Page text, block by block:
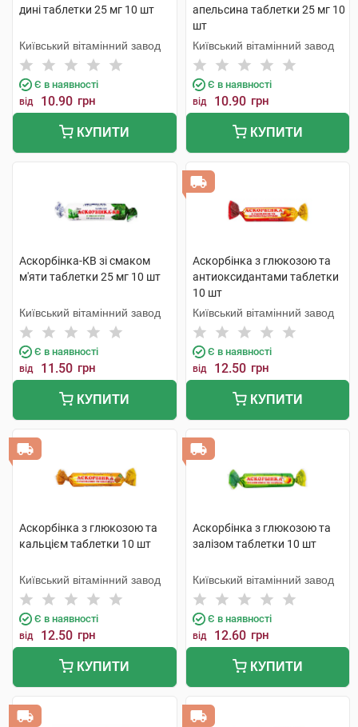
дині таблетки 25 мг 10 шт
Київський вітамінний завод
Є в наявності
від 10.90 грн
КУПИТИ
апельсина таблетки 25 мг 10
шт
Київський вітамінний завод
Є в наявності
від 10.90 грн
КУПИТИ
Аскорбінка-КВ зі смаком
м'яти таблетки 25 мг 10 шт
Київський вітамінний завод
Є в наявності
від 11.50 грн
КУПИТИ
Аскорбінка з глюкозою та
антиоксидантами таблетки
10 шт
Київський вітамінний завод
Є в наявності
від 12.50 грн
КУПИТИ
Аскорбінка з глюкозою та
кальцієм таблетки 10 шт
Київський вітамінний завод
Є в наявності
від 12.50 грн
КУПИТИ
Аскорбінка з глюкозою та
залізом таблетки 10 шт
Київський вітамінний завод
Є в наявності
від 12.60 грн
КУПИТИ